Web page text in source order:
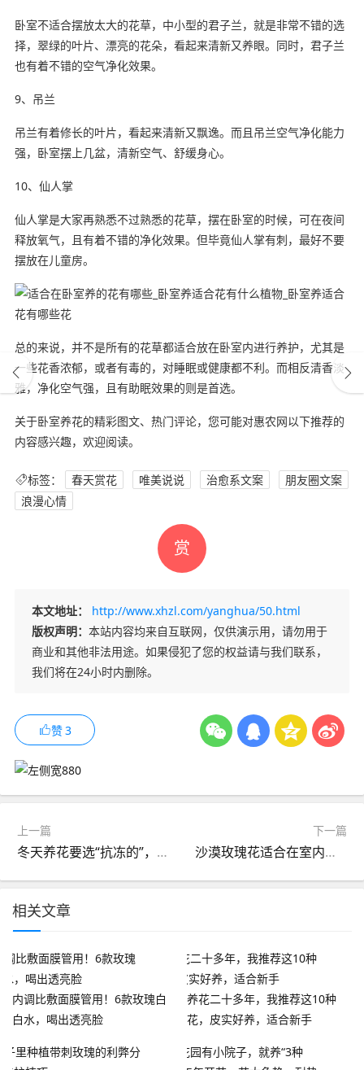
卧室不适合摆放太大的花草，中小型的君子兰，就是非常不错的选
择，翠绿的叶片、漂亮的花朵，看起来清新又养眼。同时，君子兰
也有着不错的空气净化效果。
9、吊兰
吊兰有着修长的叶片，看起来清新又飘逸。而且吊兰空气净化能力
强，卧室摆上几盆，清新空气、舒缓身心。
10、仙人掌
仙人掌是大家再熟悉不过熟悉的花草，摆在卧室的时候，可在夜间
释放氧气，且有着不错的净化效果。但毕竟仙人掌有刺，最好不要
摆放在儿童房。
总的来说，并不是所有的花草都适合放在卧室内进行养护，尤其是
一些花香浓郁，或者有毒的，对睡眠或健康都不利。而相反清香淡
雅，净化空气强，且有助眠效果的则是首选。
关于卧室养花的精彩图文、热门评论，您可能对惠农网以下推荐的
内容感兴趣，欢迎阅读。
标签： 春天赏花 唯美说说 治愈系文案
朋友圈文案
浪漫心情
赏
本文地址：
http://www.xhzl.com/yanghua/50.html
版权声明： 本站内容均来自互联网，仅供演示用，请勿用于
商业和其他非法用途。如果侵犯了您的权益请与我们联系，
我们将在24小时内删除。
赞3
上一篇
冬天养花要选“抗冻的”，这10种就不错，养得省心，开得漂亮！
下一篇
沙漠玫瑰花适合在室内养吗 适合养殖在室内还是
相关文章
内调比敷面膜管用！6款玫瑰白
白水，喝出透亮脸
养花二十多年，我推荐这10种
花，皮实好养，适合新手